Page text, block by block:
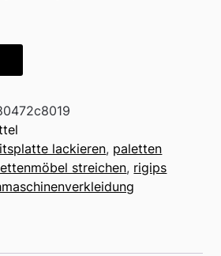
lackieren, paletten
streichen, rigips